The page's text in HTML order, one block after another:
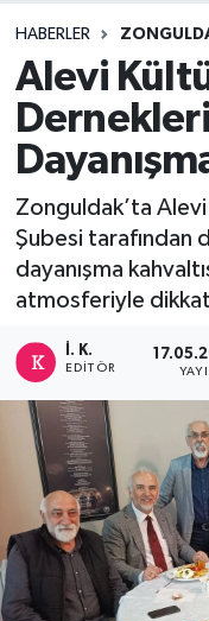
HABERLER
Alevi
Zonguldak’ta
Şubesi tarafından
dayanışma
atmosferiyle
İ. K.
EDITÖR
DEVREK
DÜZCE
EREĞLİ
GÖKÇEBEY
KARABÜK
KASTAMONU